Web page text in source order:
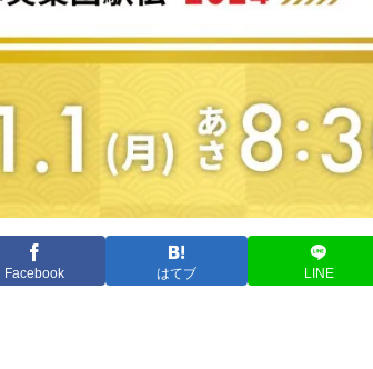
Facebook はてブ LINE